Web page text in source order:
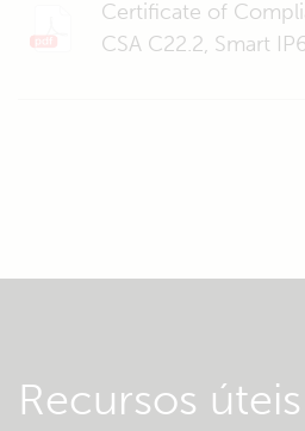
Certificate of
CSA C22.2, Smart
Recursos úteis